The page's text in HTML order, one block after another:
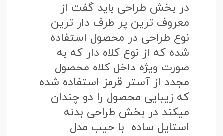
در بخش طراحی باید گفت از
معروف ترین پر طرف دار ترین
نوع طراحی در محصول استفاده
شده که از نوع کلاه دار که به
صورت ویژه داخل کلاه محصول
مجدد از آستر قرمز استفاده شده
که زیبایی محصول را دو چندان
میکند در بخش طراحی بدنه
استایل ساده با جیب مدل